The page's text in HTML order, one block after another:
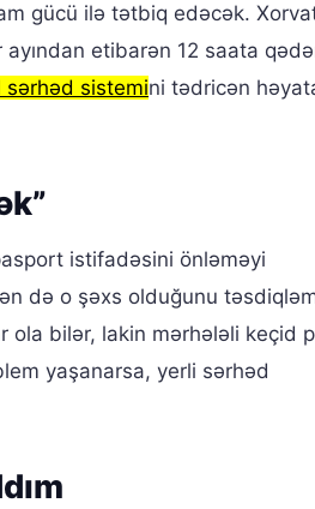
gücü ilə tətbiq edəcək.
etibarən 12 saata
sərhəd sistemini tədricən
istifadəsini önləməyi
də o şəxs olduğunu
ola bilər, lakin mərhələli keçid
yaşanarsa, yerli sərhəd